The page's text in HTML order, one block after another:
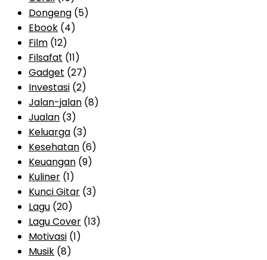
Dongeng (5)
Ebook (4)
Film (12)
Filsafat (11)
Gadget (27)
Investasi (2)
Jalan-jalan (8)
Jualan (3)
Keluarga (3)
Kesehatan (6)
Keuangan (9)
Kuliner (1)
Kunci Gitar (3)
Lagu (20)
Lagu Cover (13)
Motivasi (1)
Musik (8)